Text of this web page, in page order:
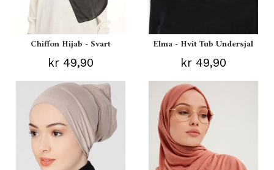
Chiffon Hijab - Svart
kr 49,90
Elma - Hvit Tub Undersjal
kr 49,90